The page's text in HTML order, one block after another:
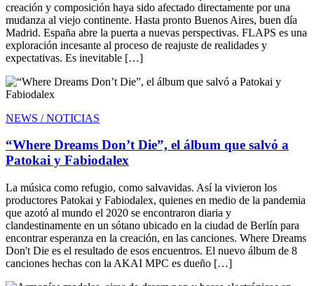
creación y composición haya sido afectado directamente por una
mudanza al viejo continente. Hasta pronto Buenos Aires, buen día
Madrid. España abre la puerta a nuevas perspectivas. FLAPS es una
exploración incesante al proceso de reajuste de realidades y
expectativas. Es inevitable […]
NEWS / NOTICIAS
“Where Dreams Don’t Die”, el álbum que salvó a
Patokai y Fabiodalex
La música como refugio, como salvavidas. Así la vivieron los
productores Patokai y Fabiodalex, quienes en medio de la pandemia
que azotó al mundo el 2020 se encontraron diaria y
clandestinamente en un sótano ubicado en la ciudad de Berlín para
encontrar esperanza en la creación, en las canciones. Where Dreams
Don't Die es el resultado de esos encuentros. El nuevo álbum de 8
canciones hechas con la AKAI MPC es dueño […]